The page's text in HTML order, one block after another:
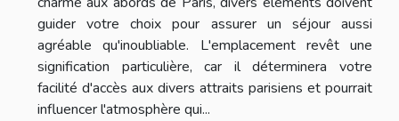
guider votre choix pour assurer un séjour aussi
agréable qu'inoubliable. L'emplacement revêt une
signification particulière, car il déterminera votre
facilité d'accès aux divers attraits parisiens et pourrait
influencer l'atmosphère qui...